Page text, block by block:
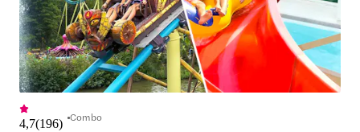
4,7(196) Combo